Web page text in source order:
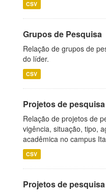
CSV
Grupos de Pesquisa
Relação de grupos de
do líder.
CSV
Projetos de
Relação de projetos de
vigência, situação, tipo,
acadêmica no campus
CSV
Projetos de